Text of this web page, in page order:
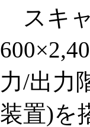
スキ
力/出力
装置)を